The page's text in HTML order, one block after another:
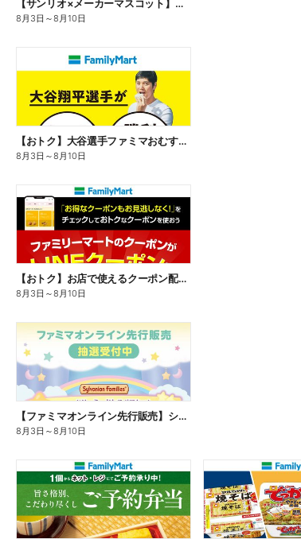
【サンリオ×メーカーマスコット】オリジナルグッズ貰える!
8月3日 ～8月10日
【おトク】大谷選手ファミマおむすび割
8月3日 ～8月10日
【おトク】お店で使えるクーポン配信中
8月3日 ～8月10日
【ファミマオンライン先行販売】シルバニアファミリー
8月3日 ～8月10日